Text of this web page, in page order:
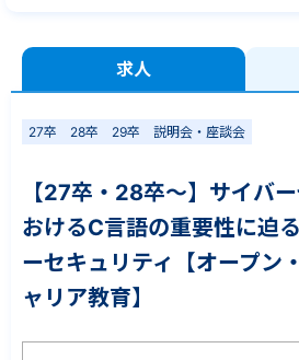
求人
27卒 28卒 29卒 説明会・座談会
【27卒・28卒～】サイバ
おけるC言語の重要性に迫
ーセキュリティ【オープン
ャリア教育】